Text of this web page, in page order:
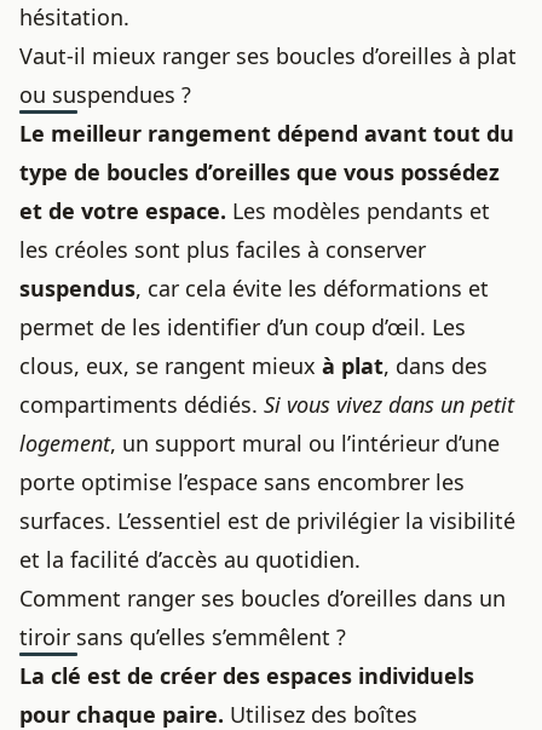
hésitation.
Vaut-il mieux ranger ses boucles d’oreilles à plat
ou suspendues ?
Le meilleur rangement dépend avant tout du
type de boucles d’oreilles que vous possédez
et de votre espace. Les modèles pendants et
les créoles sont plus faciles à conserver
suspendus, car cela évite les déformations et
permet de les identifier d’un coup d’œil. Les
clous, eux, se rangent mieux à plat, dans des
compartiments dédiés. Si vous vivez dans un petit
logement, un support mural ou l’intérieur d’une
porte optimise l’espace sans encombrer les
surfaces. L’essentiel est de privilégier la visibilité
et la facilité d’accès au quotidien.
Comment ranger ses boucles d’oreilles dans un
tiroir sans qu’elles s’emmêlent ?
La clé est de créer des espaces individuels
pour chaque paire. Utilisez des boîtes